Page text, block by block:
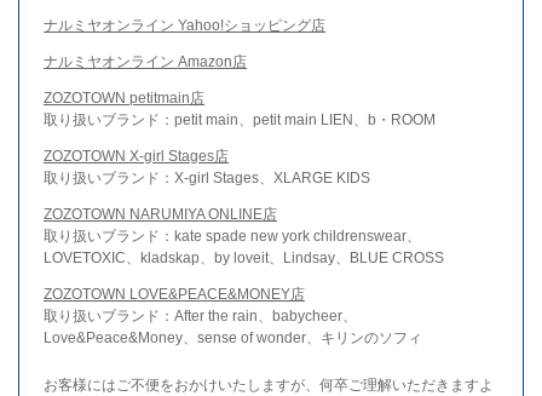
ナルミヤオンライン Yahoo!ショッピング店
ナルミヤオンライン Amazon店
ZOZOTOWN petitmain店
取り扱いブランド：petit main、petit main LIEN、b・ROOM
ZOZOTOWN X-girl Stages店
取り扱いブランド：X-girl Stages、XLARGE KIDS
ZOZOTOWN NARUMIYA ONLINE店
取り扱いブランド：kate spade new york childrenswear、
LOVETOXIC、kladskap、by loveit、Lindsay、BLUE CROSS
ZOZOTOWN LOVE&PEACE&MONEY店
取り扱いブランド：After the rain、babycheer、
Love&Peace&Money、sense of wonder、キリンのソフィ
お客様にはご不便をおかけいたしますが、何卒ご理解いただきますよ